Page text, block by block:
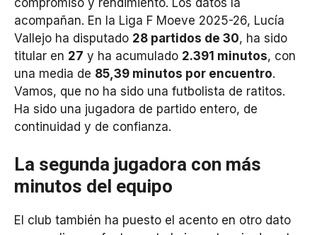
acompañan. En la Liga F Moeve 2025-26, Lucía
Vallejo ha disputado 28 partidos de 30, ha sido
titular en 27 y ha acumulado 2.391 minutos, con
una media de 85,39 minutos por encuentro.
Vamos, que no ha sido una futbolista de ratitos.
Ha sido una jugadora de partido entero, de
continuidad y de confianza.
La segunda jugadora con más
minutos del equipo
El club también ha puesto el acento en otro dato